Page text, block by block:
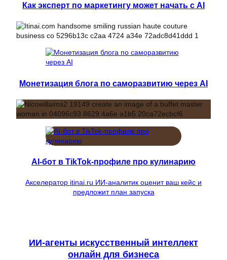
Как эксперт по маркетингу может начать с AI
Монетизация блога по саморазвитию через AI
AI-бот в TikTok-профиле про кулинарию
Акселератор itinai.ru ИИ-аналитик оценит ваш кейс и
предложит план запуска
ИИ-агенты искусственный интеллект
онлайн для бизнеса